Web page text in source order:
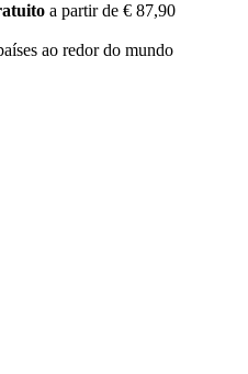
a partir de € 87,90
ao redor do mundo